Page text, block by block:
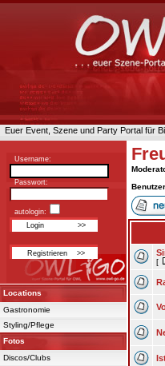
Euer Event, Szene und Party Portal für
Username:
Passwort:
autologin:
Locations
Gastronomie
Styling/Pflege
Fotos
Discos/Clubs
[